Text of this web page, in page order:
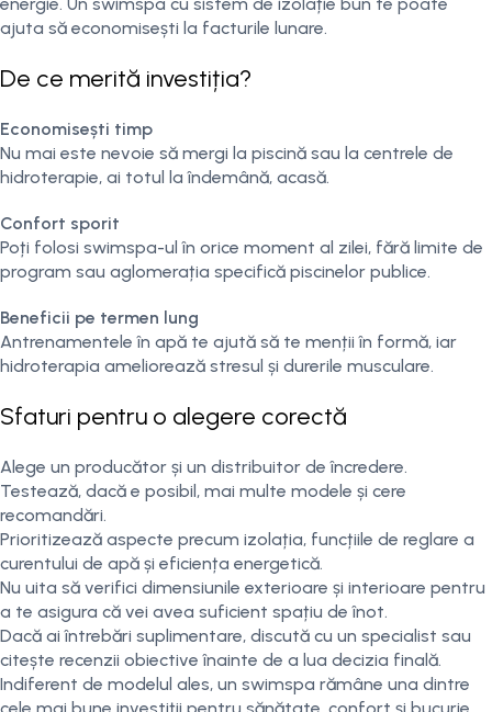
ajuta să economisești la facturile lunare.
De ce merită investiția?
Economisești timp
Nu mai este nevoie să mergi la piscină sau la centrele de
hidroterapie, ai totul la îndemână, acasă.
Confort sporit
Poți folosi swimspa-ul în orice moment al zilei, fără limite de
program sau aglomerația specifică piscinelor publice.
Beneficii pe termen lung
Antrenamentele în apă te ajută să te menții în formă, iar
hidroterapia ameliorează stresul și durerile musculare.
Sfaturi pentru o alegere corectă
Alege un producător și un distribuitor de încredere.
Testează, dacă e posibil, mai multe modele și cere
recomandări.
Prioritizează aspecte precum izolația, funcțiile de reglare a
curentului de apă și eficiența energetică.
Nu uita să verifici dimensiunile exterioare și interioare pentru
a te asigura că vei avea suficient spațiu de înot.
Dacă ai întrebări suplimentare, discută cu un specialist sau
citește recenzii obiective înainte de a lua decizia finală.
Indiferent de modelul ales, un swimspa rămâne una dintre